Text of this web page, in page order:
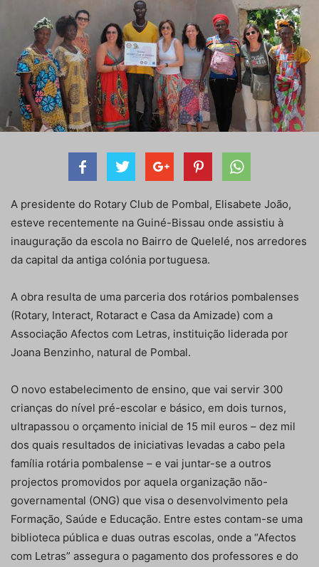
A presidente do Rotary Club de Pombal, Elisabete João,
esteve recentemente na Guiné-Bissau onde assistiu à
inauguração da escola no Bairro de Quelelé, nos arredores
da capital da antiga colónia portuguesa.
A obra resulta de uma parceria dos rotários pombalenses
(Rotary, Interact, Rotaract e Casa da Amizade) com a
Associação Afectos com Letras, instituição liderada por
Joana Benzinho, natural de Pombal.
O novo estabelecimento de ensino, que vai servir 300
crianças do nível pré-escolar e básico, em dois turnos,
ultrapassou o orçamento inicial de 15 mil euros – dez mil
dos quais resultados de iniciativas levadas a cabo pela
família rotária pombalense – e vai juntar-se a outros
projectos promovidos por aquela organização não-
governamental (ONG) que visa o desenvolvimento pela
Formação, Saúde e Educação. Entre estes contam-se uma
biblioteca pública e duas outras escolas, onde a “Afectos
com Letras” assegura o pagamento dos professores e do